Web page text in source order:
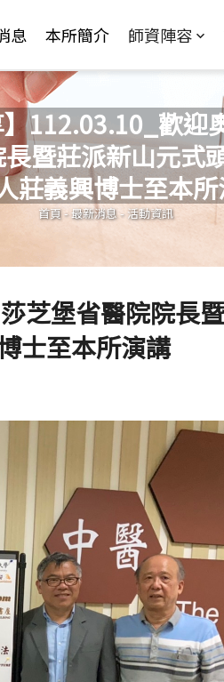
息 本所簡介 師資陣容
】112.03.10_歡迎
暨莊派新山元式
莊義興博士至本
您在這裡
首頁-最新消息- 活動資訊
芝堡省醫院院長
士至本所演講